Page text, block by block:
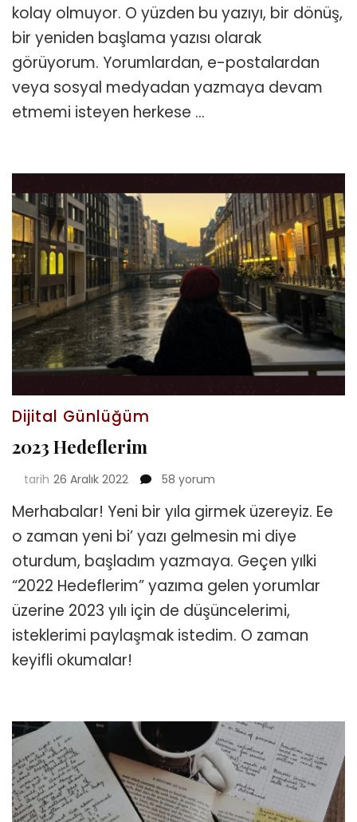
kolay olmuyor. O yüzden bu yazıyı, bir dönüş,
bir yeniden başlama yazısı olarak
görüyorum. Yorumlardan, e-postalardan
veya sosyal medyadan yazmaya devam
etmemi isteyen herkese …
Dijital Günlüğüm
2023 Hedeflerim
tarih 26 Aralık 2022
2023
için
58 yorum
Merhabalar! Yeni bir yıla girmek üzereyiz. Ee
o zaman yeni bi’ yazı gelmesin mi diye
oturdum, başladım yazmaya. Geçen yılki
“2022 Hedeflerim” yazıma gelen yorumlar
üzerine 2023 yılı için de düşüncelerimi,
isteklerimi paylaşmak istedim. O zaman
keyifli okumalar!